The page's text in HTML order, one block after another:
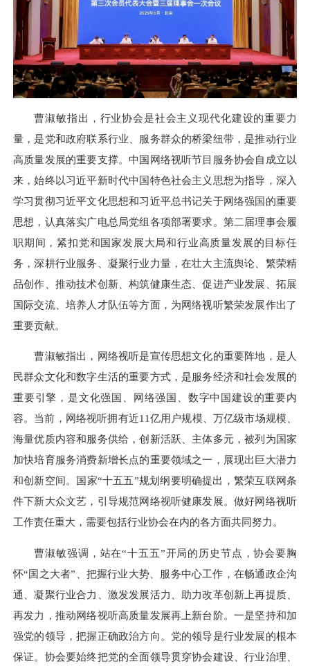
曹淑敏指出，行业协会是社会主义现代化建设的重要力
量，是党和政府联系行业、服务群众的桥梁纽带，是推动行业
高质量发展的重要支撑。中国网络视听节目服务协会自成立以
来，始终以习近平新时代中国特色社会主义思想为指导，深入
学习贯彻习近平文化思想和习近平总书记关于网络强国的重要
思想，认真落实广电总局党组各项部署要求。第二届理事会履
职期间，紧扣党和国家发展大局和行业高质量发展的目标任
务，深耕行业服务、凝聚行业力量，在壮大主流舆论、繁荣精
品创作、推动技术创新、构筑健康生态、促进产业发展、拓展
国际交流、培养人才队伍等方面，为网络视听繁荣发展作出了
重要贡献。
曹淑敏指出，网络视听是宣传思想文化的重要阵地，是人
民群众文化和数字生活的重要方式，是服务经济和社会发展的
重要引擎，是文化强国、网络强国、数字中国建设的重要内
容。当前，网络视听拥有近11亿用户规模、万亿级市场规模、
海量优质内容和服务供给，创新活跃、主体多元，被列为国家
加快培育服务消费新增长点的重要领域之一，展现出巨大潜力
和创新空间。国家“十五五”规划纲要明确提出，繁荣互联网条
件下新大众文艺，引导规范网络视听健康发展。做好网络视听
工作责任重大，需要包括行业协会在内的各方面共同努力。
曹淑敏强调，站在“十五五”开局的历史节点，协会要胸
怀“国之大者”、把握行业大势、服务中心工作，在畅通政企沟
通、凝聚行业合力、激发发展活力、助力改革创新上再提质、
再发力，推动网络视听高质量发展再上新台阶。一是坚持和加
强党的领导，把握正确政治方向。党的领导是行业发展的根本
保证。协会要始终把党的全面领导贯穿协会建设、行业治理、